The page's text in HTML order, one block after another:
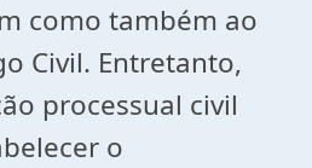
como também ao
Civil. Entretanto,
processual civil
o